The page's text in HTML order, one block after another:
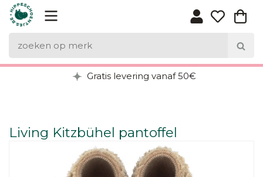
Gratis levering vanaf 50€
Living Kitzbühel pantoffel